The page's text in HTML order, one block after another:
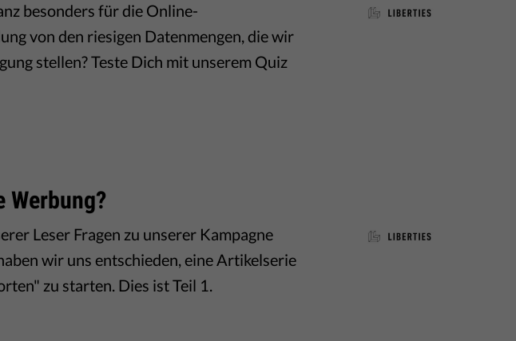
besonders für die Online-
von den riesigen Datenmengen, die wir
stellen? Teste Dich mit unserem Quiz
Leser Fragen zu unserer Kampagne
wir uns entschieden, eine Artikelserie
zu starten. Dies ist Teil 1.